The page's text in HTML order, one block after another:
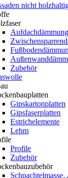
nicht
Aufdachdämmung
Zubehör
Gipskartonplatten
Gipsfaserplatten
Estrichelemente
Lehm
Profile
Zubehör